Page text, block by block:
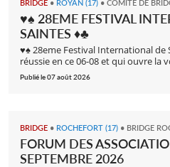
BRIDGE • ROYAN (17) • COMITÉ DE
♥️♠️ 28EME FESTIVAL
SAINTES ♦️♣️
♥️♠️ 28eme Festival International de
réussie en ce 06-08 et qui ouvre la
Publié le 07 août 2026
BRIDGE • ROCHEFORT (17) • BRIDGE
FORUM DES
SEPTEMBRE 2026